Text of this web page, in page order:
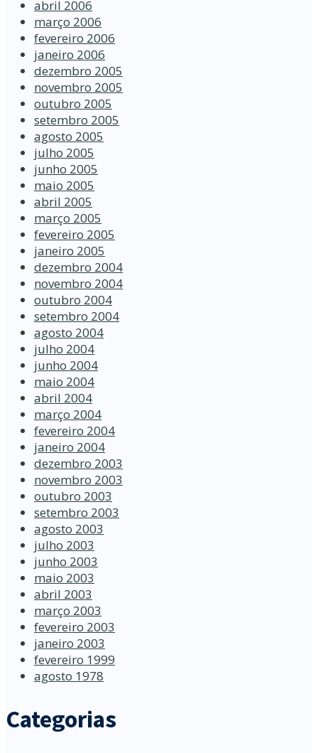
abril 2006
março 2006
fevereiro 2006
janeiro 2006
dezembro 2005
novembro 2005
outubro 2005
setembro 2005
agosto 2005
julho 2005
junho 2005
maio 2005
abril 2005
março 2005
fevereiro 2005
janeiro 2005
dezembro 2004
novembro 2004
outubro 2004
setembro 2004
agosto 2004
julho 2004
junho 2004
maio 2004
abril 2004
março 2004
fevereiro 2004
janeiro 2004
dezembro 2003
novembro 2003
outubro 2003
setembro 2003
agosto 2003
julho 2003
junho 2003
maio 2003
abril 2003
março 2003
fevereiro 2003
janeiro 2003
fevereiro 1999
agosto 1978
Categorias